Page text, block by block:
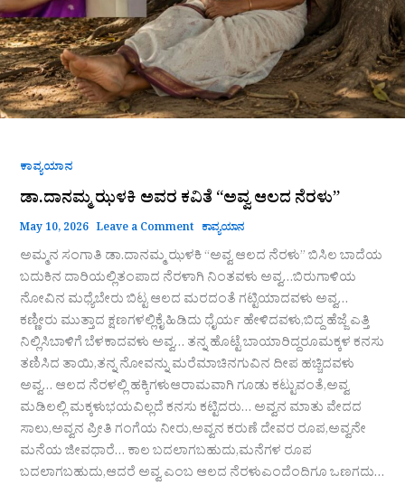
ಕಾವ್ಯಯಾನ
ಡಾ.ದಾನಮ್ಮ ಝಳಕಿ ಅವರ ಕವಿತೆ “ಅವ್ವ ಆಲದ ನೆರಳು”
May 10, 2026 Leave a Comment ಕಾವ್ಯಯಾನ
ಅಮ್ಮನ ಸಂಗಾತಿ ಡಾ.ದಾನಮ್ಮ ಝಳಕಿ “ಅವ್ವ ಆಲದ ನೆರಳು” ಬಿಸಿಲ ಬಾದೆಯ
ಬದುಕಿನ ದಾರಿಯಲ್ಲಿತಂಪಾದ ನೆರಳಾಗಿ ನಿಂತವಳು ಅವ್ವ…ಬಿರುಗಾಳಿಯ
ನೋವಿನ ಮಧ್ಯೆಬೇರು ಬಿಟ್ಟ ಆಲದ ಮರದಂತೆ ಗಟ್ಟಿಯಾದವಳು ಅವ್ವ…
ಕಣ್ಣೀರು ಮುತ್ತಾದ ಕ್ಷಣಗಳಲ್ಲಿಕೈ ಹಿಡಿದು ಧೈರ್ಯ ಹೇಳಿದವಳು,ಬಿದ್ದ ಹೆಜ್ಜೆ ಎತ್ತಿ
ನಿಲ್ಲಿಸಿಬಾಳಿಗೆ ಬೆಳಕಾದವಳು ಅವ್ವ… ತನ್ನ ಹೊಟ್ಟೆ ಬಾಯಾರಿದ್ದರೂಮಕ್ಕಳ ಕನಸು
ತಣಿಸಿದ ತಾಯಿ,ತನ್ನ ನೋವನ್ನು ಮರೆಮಾಚಿನಗುವಿನ ದೀಪ ಹಚ್ಚಿದವಳು
ಅವ್ವ… ಆಲದ ನೆರಳಲ್ಲಿ ಹಕ್ಕಿಗಳುಆರಾಮವಾಗಿ ಗೂಡು ಕಟ್ಟುವಂತೆ,ಅವ್ವ
ಮಡಿಲಲ್ಲಿ ಮಕ್ಕಳುಭಯವಿಲ್ಲದೆ ಕನಸು ಕಟ್ಟಿದರು… ಅವ್ವನ ಮಾತು ವೇದದ
ಸಾಲು,ಅವ್ವನ ಪ್ರೀತಿ ಗಂಗೆಯ ನೀರು,ಅವ್ವನ ಕರುಣೆ ದೇವರ ರೂಪ,ಅವ್ವನೇ
ಮನೆಯ ಜೀವಧಾರೆ… ಕಾಲ ಬದಲಾಗಬಹುದು,ಮನೆಗಳ ರೂಪ
ಬದಲಾಗಬಹುದು,ಆದರೆ ಅವ್ವ ಎಂಬ ಆಲದ ನೆರಳುಎಂದೆಂದಿಗೂ ಒಣಗದು…